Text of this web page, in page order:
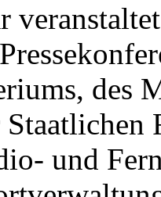
des
und